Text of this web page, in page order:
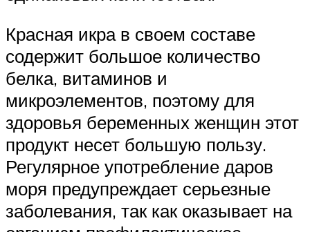
Красная икра в своем составе
содержит большое количество
белка, витаминов и
микроэлементов, поэтому для
здоровья беременных женщин этот
продукт несет большую пользу.
Регулярное употребление даров
моря предупреждает серьезные
заболевания, так как оказывает на